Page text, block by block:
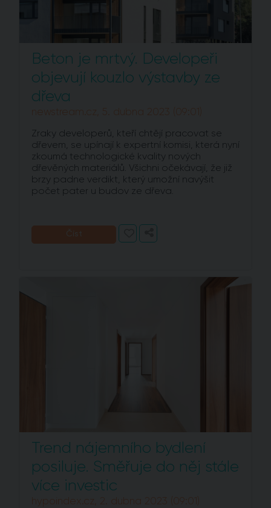
Beton je mrtvý. Developeři
objevují kouzlo výstavby ze
dřeva
newstream.cz, 5. dubna 2023 (09:01)
Zraky developerů, kteří chtějí pracovat se
dřevem, se upínají k expertní komisi, která nyní
zkoumá technologické kvality nových
dřevěných materiálů. Všichni očekávají, že již
brzy padne verdikt, který umožní navýšit
počet pater u budov ze dřeva.
Číst
Trend nájemního bydlení
posiluje. Směřuje do něj stále
více investic
hypoindex.cz, 2. dubna 2023 (09:01)